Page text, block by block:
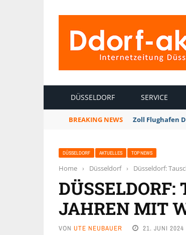
DÜSSELDORF SERVICE
BREAKING NEWS Zoll Flughafen
DÜSSELDORF AKTUELLES TOP NEWS
Home › Düsseldorf › Düsseldorf:
DÜSSELDORF:
JAHREN MIT
VON UTE NEUBAUER 21. JUNI 2024